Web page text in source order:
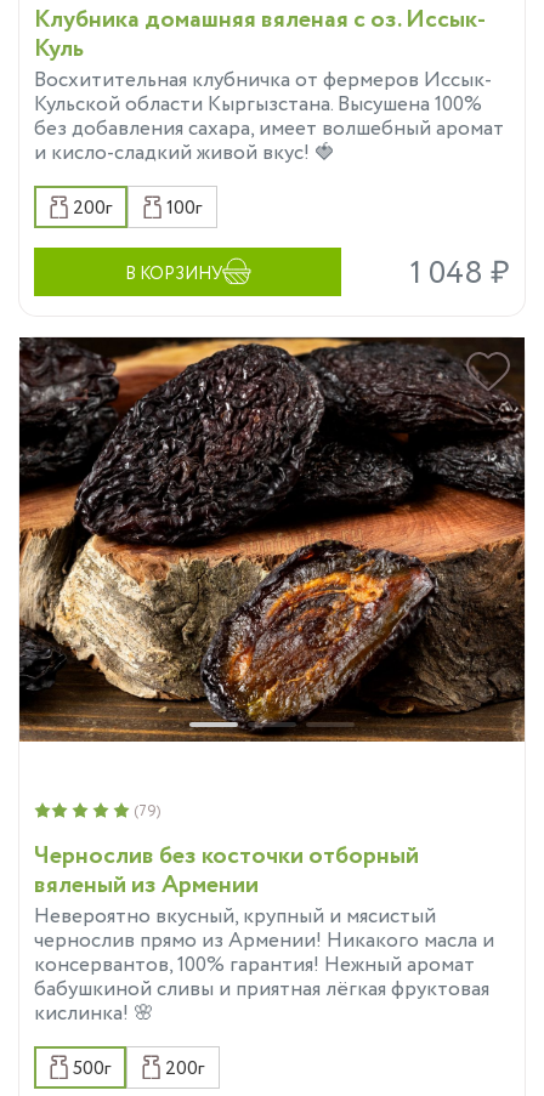
Клубника домашняя вяленая с оз. Иссык-
Куль
Восхитительная клубничка от фермеров Иссык-
Кульской области Кыргызстана. Высушена 100%
без добавления сахара, имеет волшебный аромат
и кисло-сладкий живой вкус! 🍓
200г 100г
В КОРЗИНУ 1 048 ₽
Чернослив без косточки отборный
вяленый из Армении
Невероятно вкусный, крупный и мясистый
чернослив прямо из Армении! Никакого масла и
консервантов, 100% гарантия! Нежный аромат
бабушкиной сливы и приятная лёгкая фруктовая
кислинка! 🌸
(79)
500г 200г